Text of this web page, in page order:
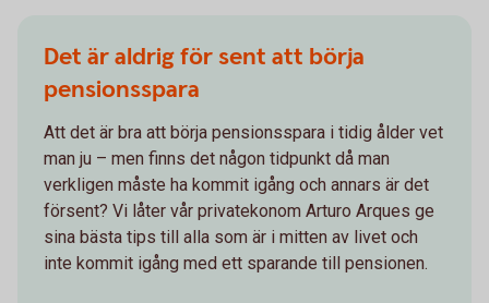
Det är aldrig för sent att börja
pensionsspara
Att det är bra att börja pensionsspara i tidig ålder vet
man ju – men finns det någon tidpunkt då man
verkligen måste ha kommit igång och annars är det
försent? Vi låter vår privatekonom Arturo Arques ge
sina bästa tips till alla som är i mitten av livet och
inte kommit igång med ett sparande till pensionen.